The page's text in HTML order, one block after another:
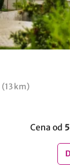
(13 km)
Cena od